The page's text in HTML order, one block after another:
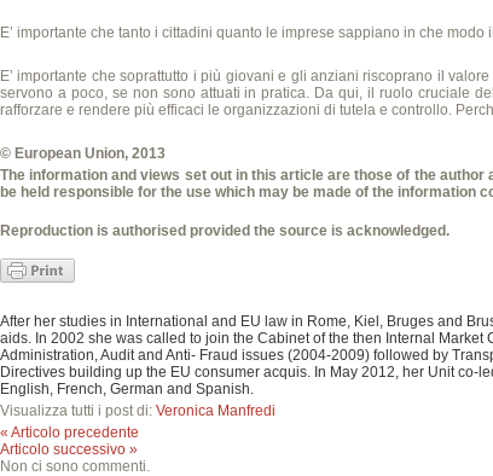
E’ importante che tanto i cittadini quanto le imprese sappiano in che
E’ importante che soprattutto i più giovani e gli anziani riscoprano il
servono a poco, se non sono attuati in pratica. Da qui, il ruolo cruciale
rafforzare e rendere più efficaci le organizzazioni di tutela e controllo.
© European Union, 2013
The information and views set out in this article are those of the
be held responsible for the use which may be made of the information
Reproduction is authorised provided the source is acknowledged.
After her studies in International and EU law in Rome, Kiel, Bruges and
aids. In 2002 she was called to join the Cabinet of the then Internal
Administration, Audit and Anti- Fraud issues (2004-2009) followed by
Directives building up the EU consumer acquis. In May 2012, her Unit
English, French, German and Spanish.
Visualizza tutti i post di: Veronica Manfredi
« Articolo precedente
Articolo successivo »
Non ci sono commenti.